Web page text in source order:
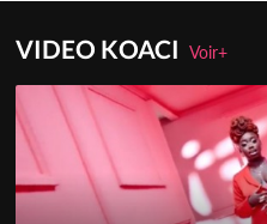
VIDEO KOACIVoir+